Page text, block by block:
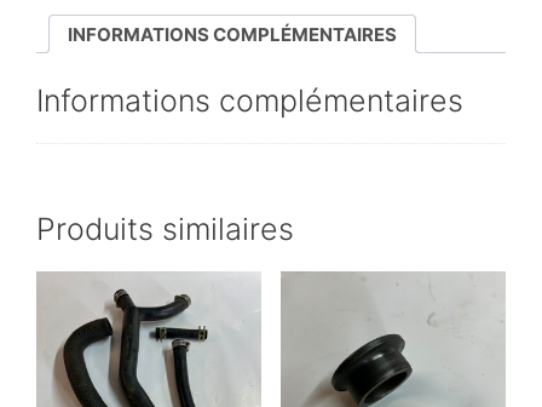
1993INFORMATIONS COMPLÉMENTAIRES
Informations complémentaires
Produits similaires